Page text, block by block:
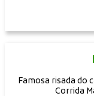
Famosa risada do
Corrida